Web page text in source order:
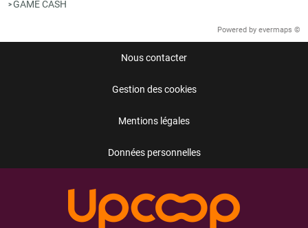
>GAME CASH
Powered by evermaps ©
Nous contacter
Gestion des cookies
Mentions légales
Données personnelles